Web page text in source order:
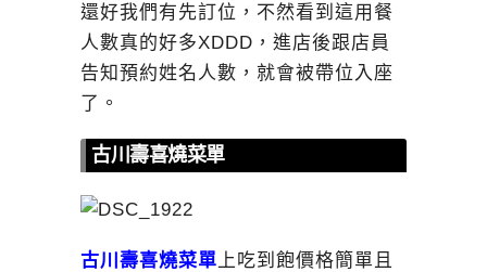
還好我們有先訂位，不然看到這用餐
人數真的好多XDDD，進店後跟店員
告知預約姓名人數，就會被帶位入座
了。
古川壽喜燒菜單
古川壽喜燒菜單 上吃到飽價格簡單且